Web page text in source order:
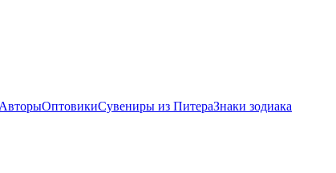
АвторыОптовикиСувениры из ПитераЗнаки зодиака